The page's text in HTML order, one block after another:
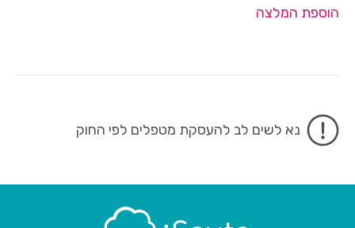
הוספת המלצה
נא לשים לב להעסקת מטפלים לפי החוק